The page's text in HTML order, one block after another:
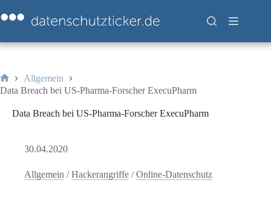
Inhalt
springen
Start
Allgemein
Data Breach bei US-Pharma-Forscher ExecuPharm
Data Breach bei US-Pharma-Forscher ExecuPharm
30.04.2020
Allgemein /Hackerangriffe /Online-Datenschutz